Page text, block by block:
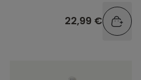
22,99 €